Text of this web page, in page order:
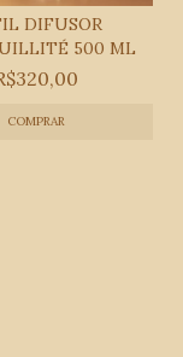
DIFUSOR
500 ML